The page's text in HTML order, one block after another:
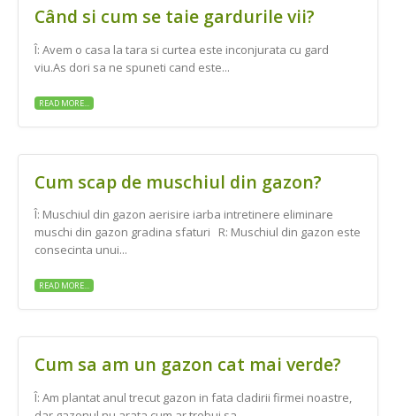
Când si cum se taie gardurile vii?
Î: Avem o casa la tara si curtea este inconjurata cu gard
viu.As dori sa ne spuneti cand este...
READ MORE...
Cum scap de muschiul din gazon?
Î: Muschiul din gazon aerisire iarba intretinere eliminare
muschi din gazon gradina sfaturi R: Muschiul din gazon este
consecinta unui...
READ MORE...
Cum sa am un gazon cat mai verde?
Î: Am plantat anul trecut gazon in fata cladirii firmei noastre,